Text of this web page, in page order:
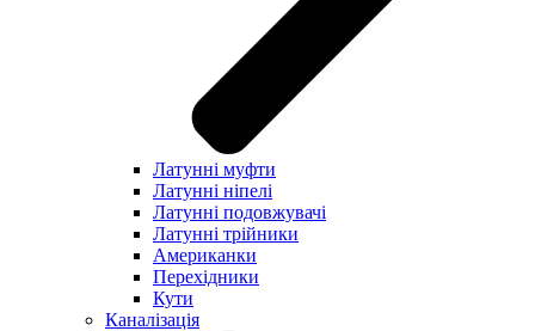
Латунні муфти
Латунні ніпелі
Латунні подовжувачі
Латунні трійники
Американки
Перехідники
Кути
Каналізація